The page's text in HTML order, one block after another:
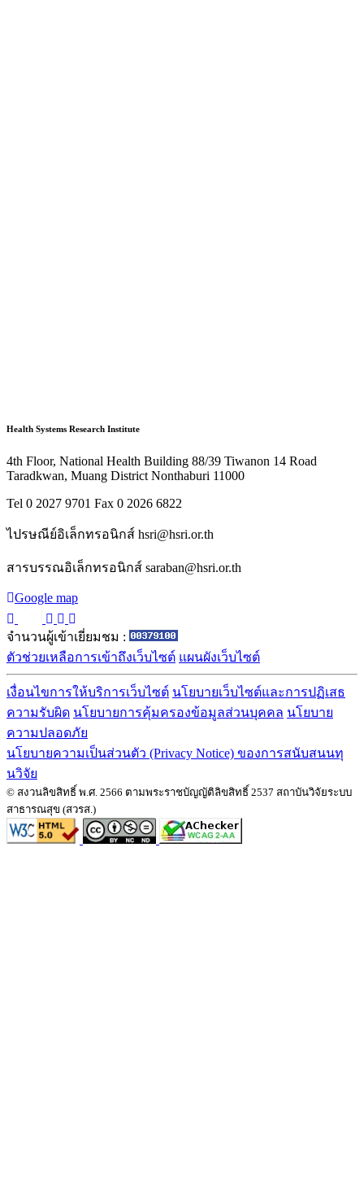
Health Systems Research Institute
4th Floor, National Health Building 88/39 Tiwanon 14 Road
Taradkwan, Muang District Nonthaburi 11000
Tel 0 2027 9701 Fax 0 2026 6822
ไปรษณีย์อิเล็กทรอนิกส์ hsri@hsri.or.th
สารบรรณอิเล็กทรอนิกส์ saraban@hsri.or.th
Google map
จำนวนผู้เข้าเยี่ยมชม :
ตัวช่วยเหลือการเข้าถึงเว็บไซต์ แผนผังเว็บไซต์
เงื่อนไขการให้บริการเว็บไซต์ นโยบายเว็บไซต์และการปฏิเสธ
ความรับผิด นโยบายการคุ้มครองข้อมูลส่วนบุคคล นโยบาย
ความปลอดภัย
นโยบายความเป็นส่วนตัว (Privacy Notice) ของการสนับสนนทุ
นวิจัย
© สงวนลิขสิทธิ์ พ.ศ. 2566 ตามพระราชบัญญัติลิขสิทธิ์ 2537 สถาบันวิจัยระบบ
สาธารณสุข (สวรส.)